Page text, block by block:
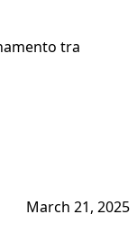
tra
March 21, 2025